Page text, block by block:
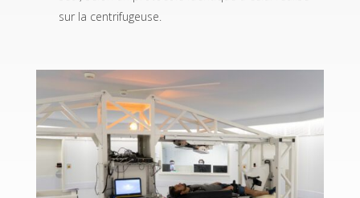
sur la centrifugeuse.